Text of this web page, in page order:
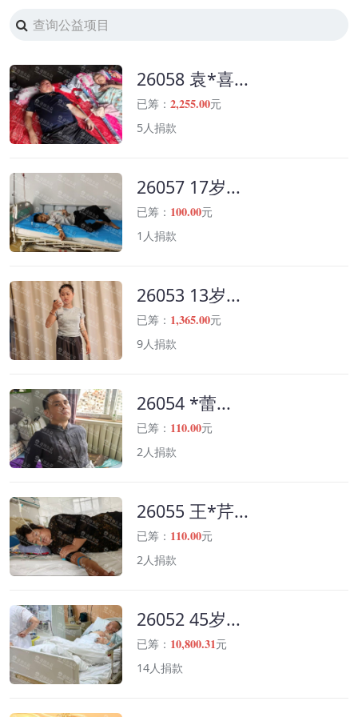
26058 袁*喜...
已筹： 2,255.00元
5人捐款
26057 17岁...
已筹： 100.00元
1人捐款
26053 13岁...
已筹： 1,365.00元
9人捐款
26054 *蕾...
已筹： 110.00元
2人捐款
26055 王*芹...
已筹： 110.00元
2人捐款
26052 45岁...
已筹： 10,800.31元
14人捐款